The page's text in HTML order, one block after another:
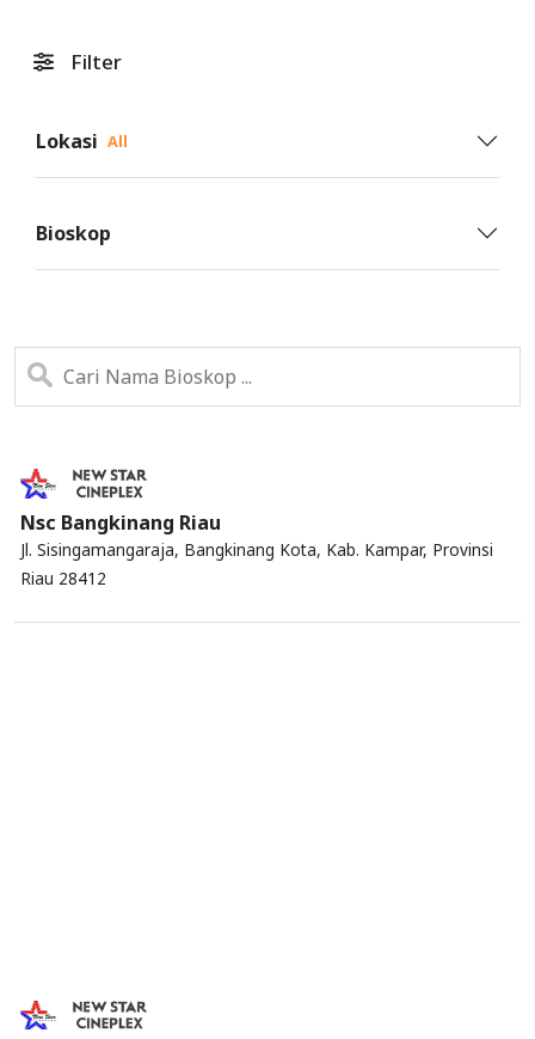
Nsc Bangkinang Riau
Jl. Sisingamangaraja, Bangkinang Kota, Kab. Kampar, Provinsi
Riau 28412
Filter
Lokasi All
Bioskop